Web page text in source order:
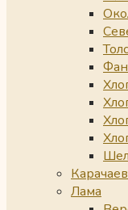
Лама